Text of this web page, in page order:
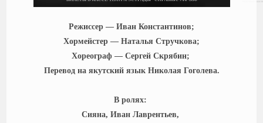
Режиссер — Иван Константинов;
Хормейстер — Наталья Стручкова;
Хореограф — Сергей Скрябин;
Перевод на якутский язык Николая Гоголева.
В ролях:
Сияна, Иван Лаврентьев,